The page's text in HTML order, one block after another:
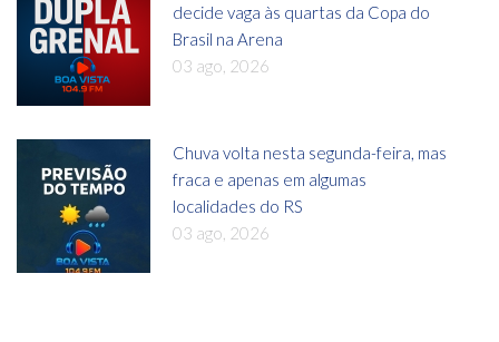
decide vaga às quartas da Copa do
Brasil na Arena
03 ago, 2026
Chuva volta nesta segunda-feira, mas
fraca e apenas em algumas
localidades do RS
03 ago, 2026